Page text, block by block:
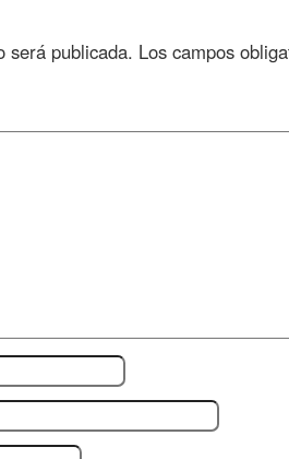
será publicada. Los campos